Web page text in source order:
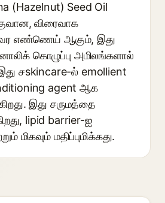
(Hazelnut) Seed Oil
விரைவாக
எண்ணெய் ஆகும், இது
கொழுப்பு அமிலங்களால்
சskincare-ல் emollient
agent ஆக
இது சருமத்தை
lipid barrier-ஐ
மிகவும் மதிப்புமிக்கது.